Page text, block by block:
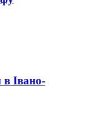
в Івано-